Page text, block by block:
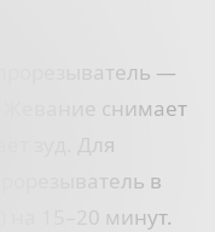
—
снимает
зуд. Для
в
на 15–20 минут.